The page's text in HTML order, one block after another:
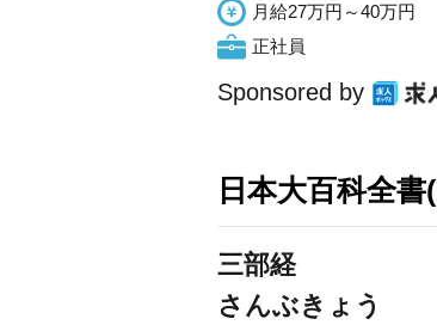
月給27万円～40万円
正社員
Sponsored by
日本大百科全
三部経
さんぶきょう